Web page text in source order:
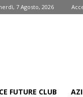
7 Agosto, 2026
FUTURE CLUB